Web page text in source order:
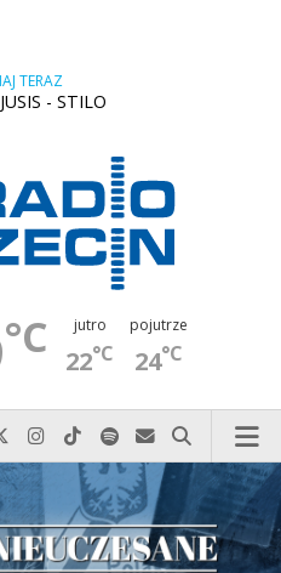
TERAZ
- STILO
°C jutro
22°C
pojutrze
24°C
po prostu do nas zadzwoń
nas na Facebook-u
Odwiedź nas na X
Odwiedź nas na Instagram-ie
Odwiedź nas na TikTok-u
Szukaj nas na Spotify
Wyślij do nas
Szukaj